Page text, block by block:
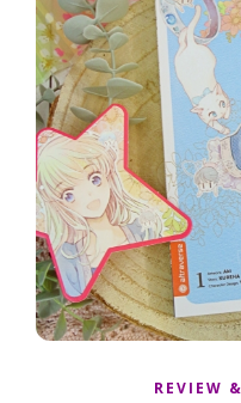
REVIEW